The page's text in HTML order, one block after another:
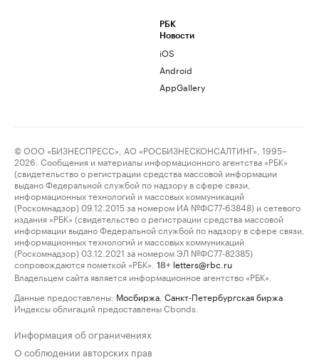
РБК
Новости
iOS
Android
AppGallery
© ООО «БИЗНЕСПРЕСС», АО «РОСБИЗНЕСКОНСАЛТИНГ», 1995–
2026. Сообщения и материалы информационного агентства «РБК»
(свидетельство о регистрации средства массовой информации
выдано Федеральной службой по надзору в сфере связи,
информационных технологий и массовых коммуникаций
(Роскомнадзор) 09.12.2015 за номером ИА №ФС77-63848) и сетевого
издания «РБК» (свидетельство о регистрации средства массовой
информации выдано Федеральной службой по надзору в сфере связи,
информационных технологий и массовых коммуникаций
(Роскомнадзор) 03.12.2021 за номером ЭЛ №ФС77-82385)
сопровождаются пометкой «РБК».
18+ letters@rbc.ru
Владельцем сайта является информационное агентство «РБК».
Данные предоставлены: Мосбиржа Санкт-Петербургская биржа
Индексы облигаций предоставлены Cbonds.
Информация об ограничениях
О соблюдении авторских прав